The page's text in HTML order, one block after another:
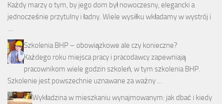
Każdy marzy o tym, by jego dom był nowoczesny, elegancki a
jednocześnie przytulny i ładny. Wiele wysiłku wkładamy w wystrój i
…
Szkolenia BHP – obowiązkowe ale czy konieczne?
Każdego roku miejsca pracy i pracodawcy zapewniają
pracownikom wiele godzin szkoleń, w tym szkolenia BHP.
Szkolenie jest powszechnie uznawane za ważny …
Wykładzina w mieszkaniu wynajmowanym: jak dbać i kiedy